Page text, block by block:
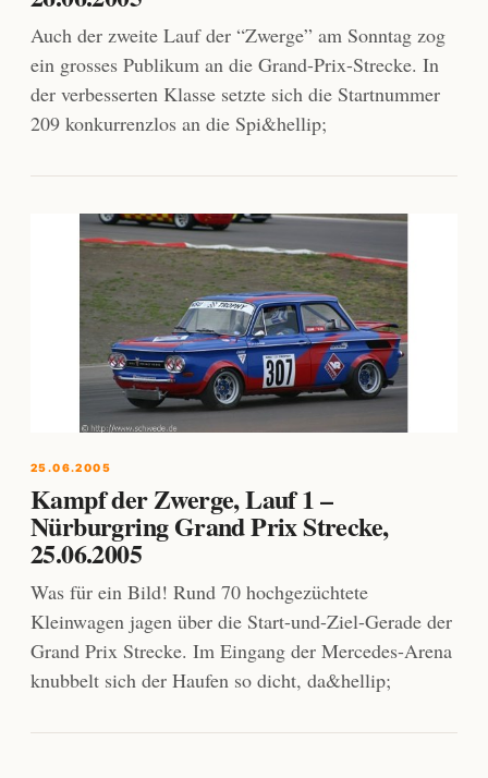
Auch der zweite Lauf der “Zwerge” am Sonntag zog
ein grosses Publikum an die Grand-Prix-Strecke. In
der verbesserten Klasse setzte sich die Startnummer
209 konkurrenzlos an die Spi&hellip;
25.06.2005
Kampf der Zwerge, Lauf 1 –
Nürburgring Grand Prix Strecke,
25.06.2005
Was für ein Bild! Rund 70 hochgezüchtete
Kleinwagen jagen über die Start-und-Ziel-Gerade der
Grand Prix Strecke. Im Eingang der Mercedes-Arena
knubbelt sich der Haufen so dicht, da&hellip;